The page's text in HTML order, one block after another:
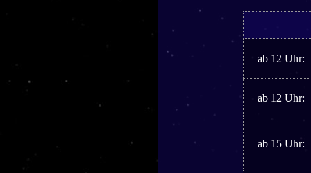
ab 12 Uhr:
ab 12 Uhr:
ab 15 Uhr: